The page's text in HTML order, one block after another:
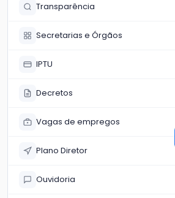
Transparência
Secretarias e Órgãos
IPTU
Decretos
Vagas de empregos
Plano Diretor
Ouvidoria